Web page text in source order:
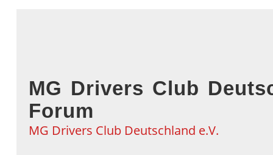
MG Drivers Club
Forum
MG Drivers Club Deutschland e.V.